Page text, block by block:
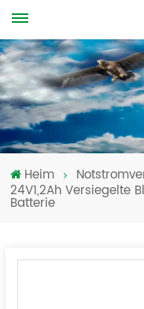
Heim
24V1,2Ah Versiegelte
Batterie